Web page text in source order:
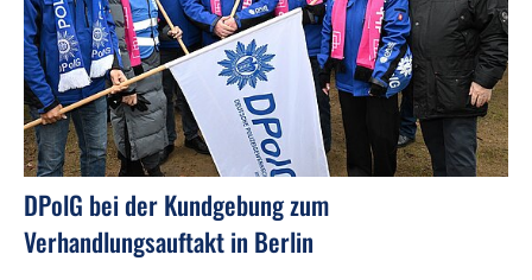
DPolG bei der Kundgebung zum
Verhandlungsauftakt in Berlin